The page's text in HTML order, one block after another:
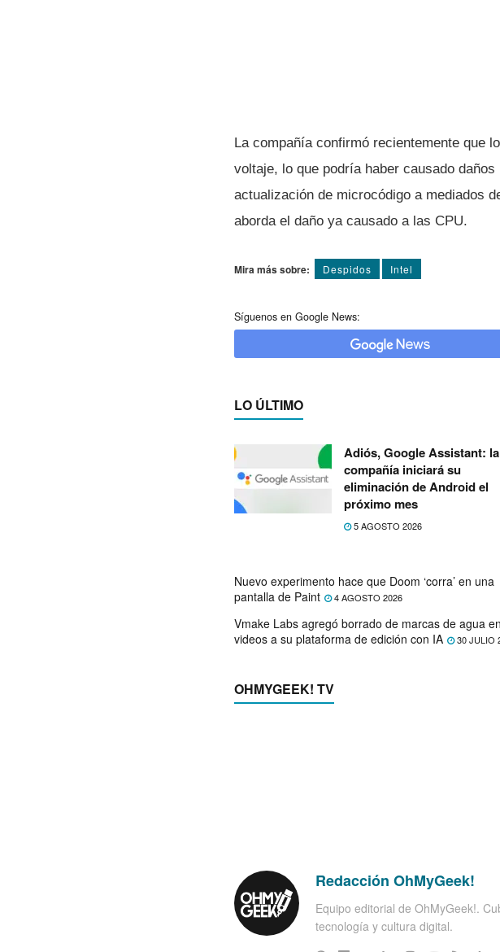
La compañía confirmó recientemente que
voltaje, lo que podría haber causado daños
actualización de microcódigo a mediados
aborda el daño ya causado a las CPU.
Mira más sobre: Despidos Intel
Síguenos en Google News:
LO ÚLTIMO
Adiós, Google Assistant: la
compañía iniciará su
eliminación de Android el
próximo mes
5 AGOSTO 2026
Nuevo experimento hace que Doom ‘corra’ en una
pantalla de Paint
4 AGOSTO 2026
Vmake Labs agregó borrado de marcas de agua en
videos a su plataforma de edición con IA
30 JULIO
OHMYGEEK! TV
Redacción OhMyGeek!
Equipo editorial de OhMyGeek!.
tecnología y cultura digital.